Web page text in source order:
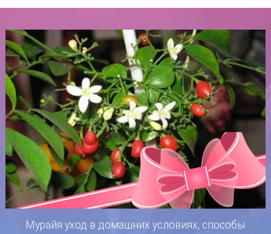
Мурайя уход в домашних условиях, способы